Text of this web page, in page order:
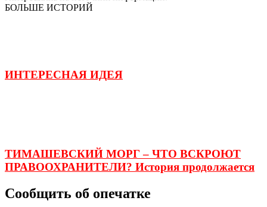
БОЛЬШЕ ИСТОРИЙ
ИНТЕРЕСНАЯ ИДЕЯ
ТИМАШЕВСКИЙ МОРГ – ЧТО ВСКРОЮТ
ПРАВООХРАНИТЕЛИ? История продолжается
Сообщить об опечатке